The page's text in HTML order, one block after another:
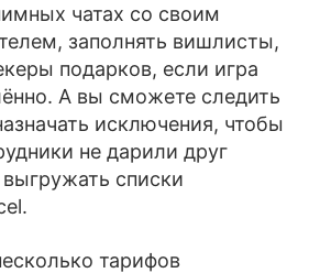
чатах со своим
заполнять вишлисты,
подарков, если игра
А вы сможете следить
исключения, чтобы
не дарили друг
списки
тарифов